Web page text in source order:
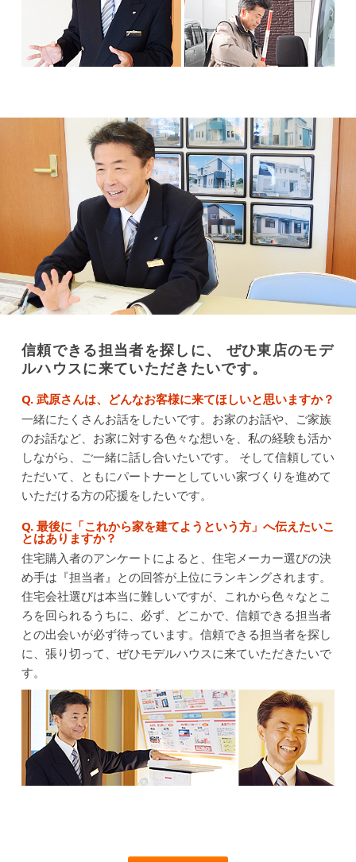
信頼できる担当者を探しに、 ぜひ東店のモデ
ルハウスに来ていただきたいです。
Q. 武原さんは、どんなお客様に来てほしいと思いますか？
一緒にたくさんお話をしたいです。お家のお話や、ご家族
のお話など、お家に対する色々な想いを、私の経験も活か
しながら、ご一緒に話し合いたいです。
そして信頼してい
ただいて、ともにパートナーとしていい家づくりを進めて
いただける方の応援をしたいです。
Q. 最後に「これから家を建てようという方」へ伝えたいこ
とはありますか？
住宅購入者のアンケートによると、住宅メーカー選びの決
め手は『担当者』との回答が上位にランキングされます。
住宅会社選びは本当に難しいですが、これから色々なとこ
ろを回られるうちに、必ず、どこかで、信頼できる担当者
との出会いが必ず待っています。信頼できる担当者を探し
に、張り切って、ぜひモデルハウスに来ていただきたいで
す。